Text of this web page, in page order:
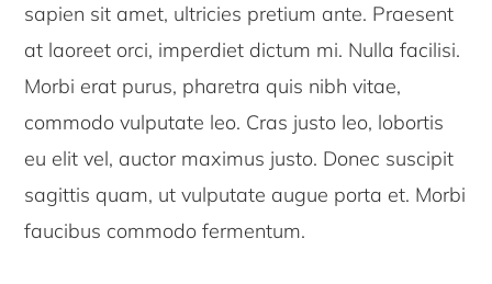
sapien sit amet, ultricies pretium ante. Praesent
at laoreet orci, imperdiet dictum mi. Nulla facilisi.
Morbi erat purus, pharetra quis nibh vitae,
commodo vulputate leo. Cras justo leo, lobortis
eu elit vel, auctor maximus justo. Donec suscipit
sagittis quam, ut vulputate augue porta et. Morbi
faucibus commodo fermentum.